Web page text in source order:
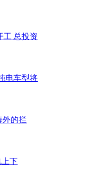
工 总投资
电车型将
外的拦
上下